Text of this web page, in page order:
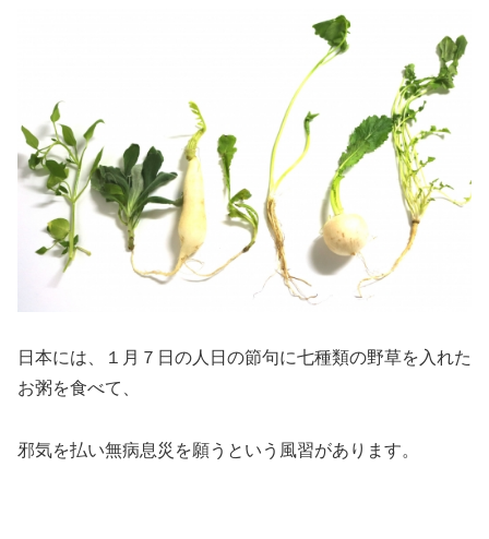
日本には、１月７日の人日の節句に七種類の野草を入れた
お粥を食べて、
邪気を払い無病息災を願うという風習があります。